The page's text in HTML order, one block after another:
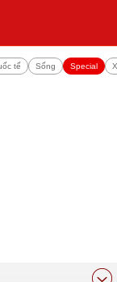
tế Sống Special